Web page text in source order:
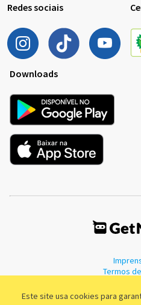
Este site usa cookies para
Redes sociais
Downloads
Termos